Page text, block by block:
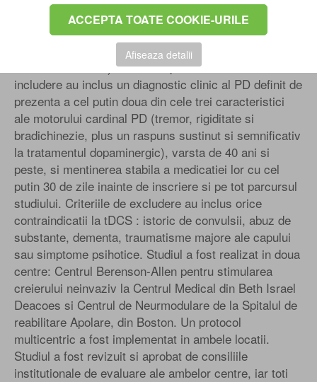
ACCEPTA TOATE COOKIE-URILE
Afiseaza detalii
Subiecte
La studiu au fost inscrisi 18 pacienti (6 femei si 12
barbati) cu varste cuprinse intre 40 si 71 ani (varsta
medie de 61 8 ani) cu PD idiopata. Criteriile de
includere au inclus un diagnostic clinic al PD definit de
prezenta a cel putin doua din cele trei caracteristici
ale motorului cardinal PD (tremor, rigiditate si
bradichinezie, plus un raspuns sustinut si semnificativ
la tratamentul dopaminergic), varsta de 40 ani si
peste, si mentinerea stabila a medicatiei lor cu cel
putin 30 de zile inainte de inscriere si pe tot parcursul
studiului. Criteriile de excludere au inclus orice
contraindicatii la tDCS : istoric de convulsii, abuz de
substante, dementa, traumatisme majore ale capului
sau simptome psihotice. Studiul a fost realizat in doua
centre: Centrul Berenson-Allen pentru stimularea
creierului neinvaziv la Centrul Medical din Beth Israel
Deacoes si Centrul de Neurmodulare de la Spitalul de
reabilitare Apolare, din Boston. Un protocol
multicentric a fost implementat in ambele locatii.
Studiul a fost revizuit si aprobat de consiliile
institutionale de evaluare ale ambelor centre, iar toti